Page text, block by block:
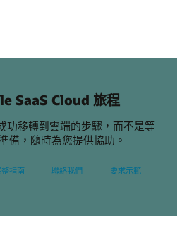
SaaS Cloud 旅程
功移轉到雲端的步驟，而不是等
備，隨時為您提供協助。
指南 聯絡我們 要求示範